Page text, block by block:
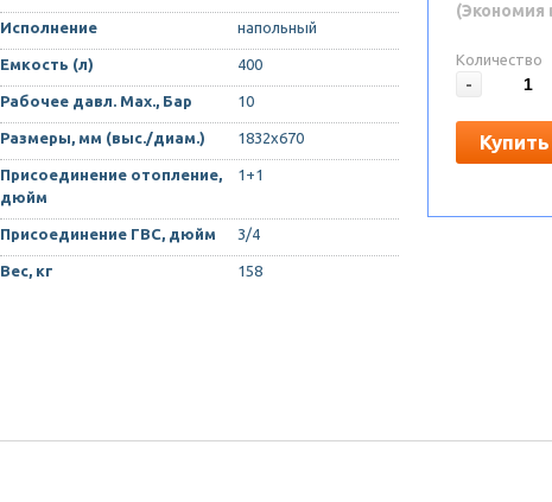
Исполнение напольный
Емкость (л) 400
Рабочее давл. Max., Бар 10
Размеры, мм (выс./диам.) 1832х670
Присоединение отопление,
дюйм
1+1
Присоединение ГВС, дюйм 3/4
Вес, кг 158
(Экономия
Количество
-
Купить